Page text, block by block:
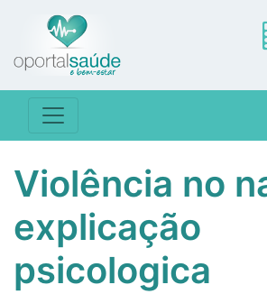
Violência no
explicação
psicologica